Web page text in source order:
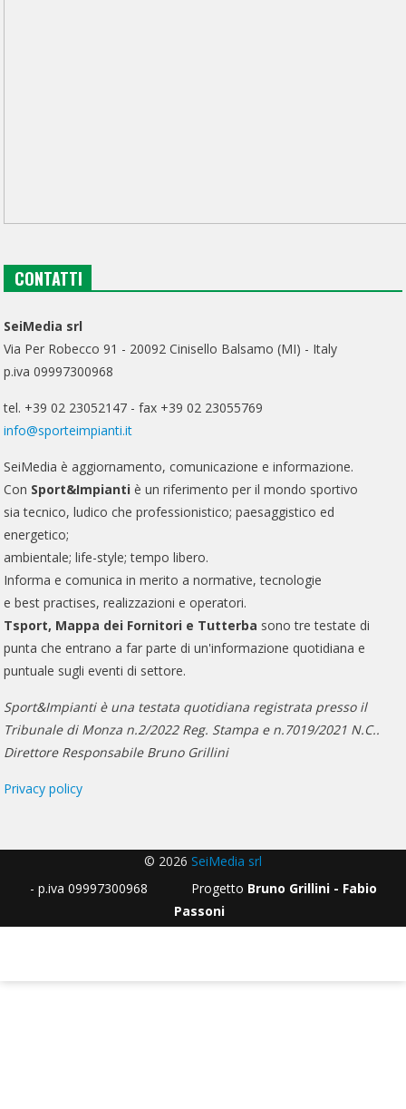
CONTATTI
SeiMedia srl
Via Per Robecco 91 - 20092 Cinisello Balsamo (MI) - Italy
p.iva 09997300968
tel. +39 02 23052147 - fax +39 02 23055769
info@sporteimpianti.it
SeiMedia è aggiornamento, comunicazione e informazione.
Con Sport&Impianti è un riferimento per il mondo sportivo
sia tecnico, ludico che professionistico; paesaggistico ed
energetico;
ambientale; life-style; tempo libero.
Informa e comunica in merito a normative, tecnologie
e best practises, realizzazioni e operatori.
Tsport, Mappa dei Fornitori e Tutterba sono tre testate di
punta che entrano a far parte di un'informazione quotidiana e
puntuale sugli eventi di settore.
Sport&Impianti è una testata quotidiana registrata presso il
Tribunale di Monza n.2/2022 Reg. Stampa e n.7019/2021 N.C..
Direttore Responsabile Bruno Grillini
Privacy policy
© 2026 SeiMedia srl
- p.iva 09997300968 Progetto Bruno Grillini - Fabio
Passoni